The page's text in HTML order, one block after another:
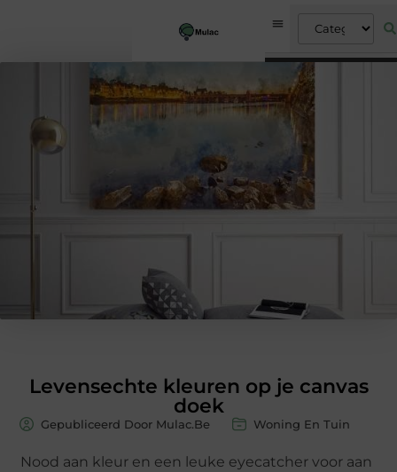
Levensechte kleuren op je canvas
doek
Gepubliceerd Door Mulac.Be Woning En Tuin
Nood aan kleur en een leuke eyecatcher voor aan